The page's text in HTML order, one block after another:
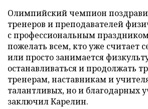
Олимпийский чемпион
тренеров и преподавателей
с профессиональным
пожелать всем, кто уже считает
или просто занимается
останавливаться и продолжать
тренерам, наставникам и
талантливых, но и благодарных
заключил Карелин.